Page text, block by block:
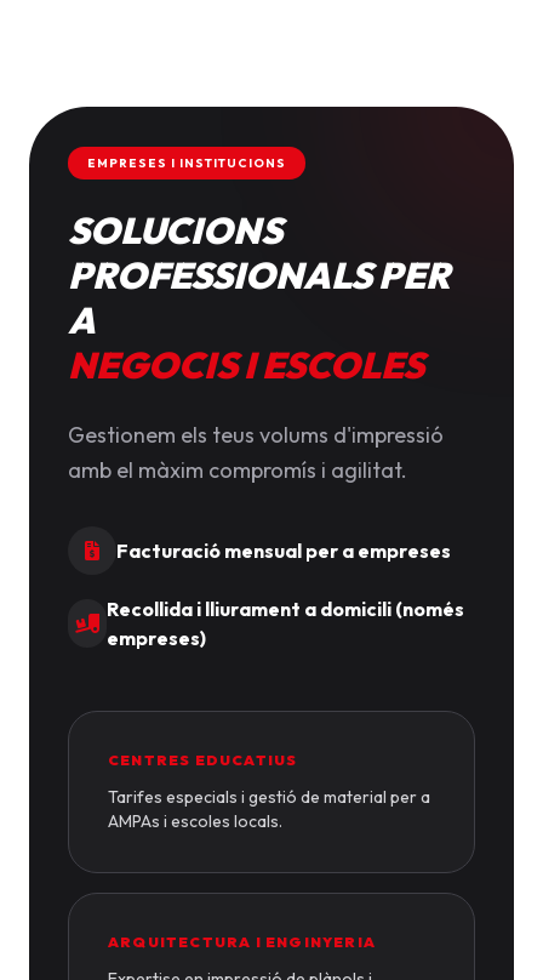
EMPRESES I INSTITUCIONS
SOLUCIONS
PROFESSIONALS PER
A
NEGOCIS I ESCOLES
Gestionem els teus volums d'impressió
amb el màxim compromís i agilitat.
Facturació mensual per a empreses
Recollida i lliurament a domicili (només
empreses)
CENTRES EDUCATIUS
Tarifes especials i gestió de material per a
AMPAs i escoles locals.
ARQUITECTURA I ENGINYERIA